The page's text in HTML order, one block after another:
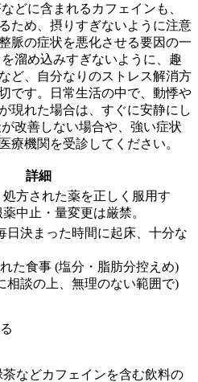
どに含まれるカフェインも、
ため、摂りすぎないように注意
脈の症状を悪化させる要因の一
溜め込みすぎないように、趣
ど、自分なりのストレス解消方
です。
日常生活の中で、動悸や
現れた場合は、すぐに安静にし
改善しない場合や、強い症状
療機関を受診してください。
詳細
方された薬を正しく服用す
中止・量変更は厳禁。
日決まった時間に起床、十分な
た食事 (塩分・脂肪分控えめ)
相談の上、無理のない範囲で)
などカフェインを含む飲料の